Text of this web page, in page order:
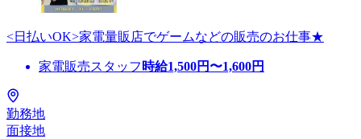
<日払いOK>家電量販店でゲームなどの販売のお仕事★
家電販売スタッフ 時給1,500円〜1,600円
勤務地
面接地